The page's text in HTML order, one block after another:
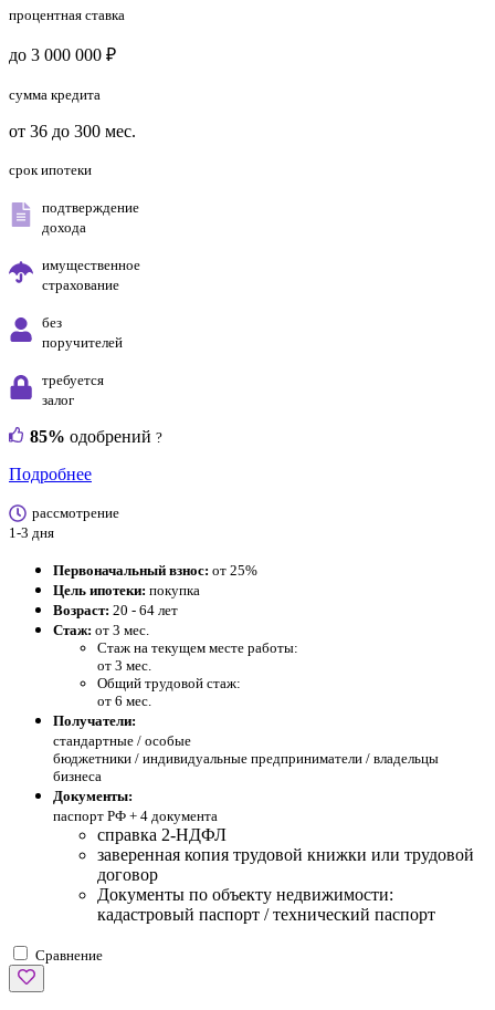
процентная ставка
до 3 000 000 ₽
сумма кредита
от 36 до 300 мес.
срок ипотеки
подтверждение
дохода
имущественное
страхование
без
поручителей
требуется
залог
85% одобрений ?
Подробнее
рассмотрение
1-3 дня
Первоначальный взнос: от 25%
Цель ипотеки: покупка
Возраст: 20 - 64 лет
Стаж: от 3 мес.
Стаж на текущем месте работы:
от 3 мес.
Общий трудовой стаж:
от 6 мес.
Получатели:
стандартные / особые
бюджетники / индивидуальные предприниматели / владельцы
бизнеса
Документы:
паспорт РФ + 4 документа
справка 2-НДФЛ
заверенная копия трудовой книжки или трудовой
договор
Документы по объекту недвижимости:
кадастровый паспорт / технический паспорт
Сравнение